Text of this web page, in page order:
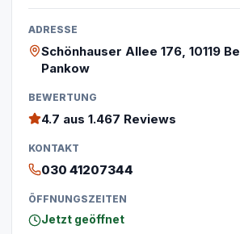
ADRESSE
Schönhauser Allee 176, 10119
Pankow
BEWERTUNG
4.7 aus 1.467 Reviews
KONTAKT
030 41207344
ÖFFNUNGSZEITEN
Jetzt geöffnet